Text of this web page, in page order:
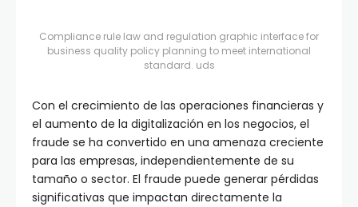
Compliance rule law and regulation graphic interface for
business quality policy planning to meet international
standard. uds
Con el crecimiento de las operaciones financieras y
el aumento de la digitalización en los negocios, el
fraude se ha convertido en una amenaza creciente
para las empresas, independientemente de su
tamaño o sector. El fraude puede generar pérdidas
significativas que impactan directamente la